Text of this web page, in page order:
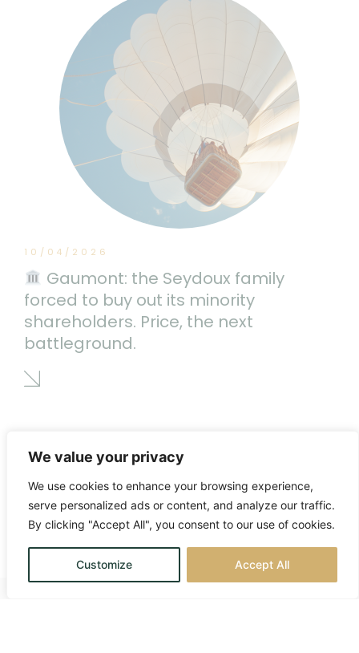
We value your privacy
We use cookies to enhance your browsing experience,
serve personalized ads or content, and analyze our traffic.
By clicking "Accept All", you consent to our use of cookies.
Customize Accept All
10/04/2026
Gaumont: the Seydoux family
forced to buy out its minority
shareholders. Price, the next
battleground.